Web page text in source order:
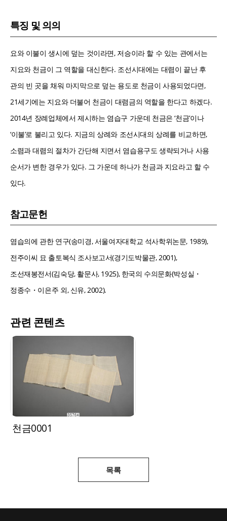
특징 및 의의
요와 이불이 생시에 덮는 것이라면, 저승이라 할 수 있는 관에서는
지요와 천금이 그 역할을 대신한다. 조선시대에는 대렴이 끝난 후
관의 빈 곳을 채워 마지막으로 덮는 용도로 천금이 사용되었다면,
21세기에는 지요와 더불어 천금이 대렴금의 역할을 한다고 하겠다.
2014년 장례업체에서 제시하는 염습구 가운데 천금은 ‘천금’이나
‘이불’로 불리고 있다. 지금의 상례와 조선시대의 상례를 비교하면,
소렴과 대렴의 절차가 간단해 지면서 염습용구도 생략되거나 사용
순서가 변한 경우가 있다. 그 가운데 하나가 천금과 지요라고 할 수
있다.
참고문헌
염습의에 관한 연구(송미경, 서울여자대학교 석사학위논문, 1989),
전주이씨 묘 출토복식 조사보고서(경기도박물관, 2001),
조선재봉전서(김숙당, 활문사, 1925), 한국의 수의문화(박성실・
정종수・이은주 외, 신유, 2002).
관련 콘텐츠
천금0001
목록